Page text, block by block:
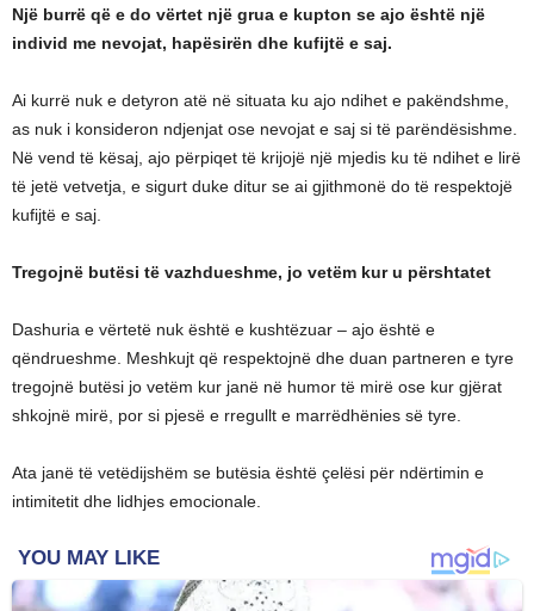
Një burrë që e do vërtet një grua e kupton se ajo është një
individ me nevojat, hapësirën dhe kufijtë e saj.
Ai kurrë nuk e detyron atë në situata ku ajo ndihet e pakëndshme,
as nuk i konsideron ndjenjat ose nevojat e saj si të parëndësishme.
Në vend të kësaj, ajo përpiqet të krijojë një mjedis ku të ndihet e lirë
të jetë vetvetja, e sigurt duke ditur se ai gjithmonë do të respektojë
kufijtë e saj.
Tregojnë butësi të vazhdueshme, jo vetëm kur u përshtatet
Dashuria e vërtetë nuk është e kushtëzuar – ajo është e
qëndrueshme. Meshkujt që respektojnë dhe duan partneren e tyre
tregojnë butësi jo vetëm kur janë në humor të mirë ose kur gjërat
shkojnë mirë, por si pjesë e rregullt e marrëdhënies së tyre.
Ata janë të vetëdijshëm se butësia është çelësi për ndërtimin e
intimitetit dhe lidhjes emocionale.